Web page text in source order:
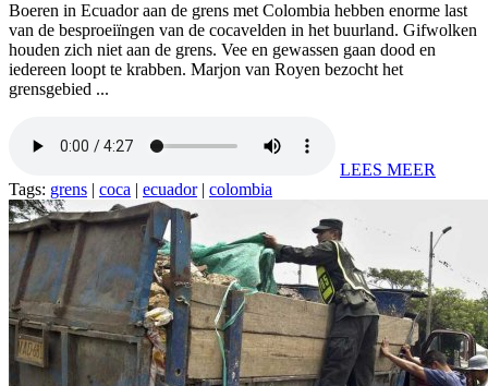
Boeren in Ecuador aan de grens met Colombia hebben enorme last
van de besproeiïngen van de cocavelden in het buurland. Gifwolken
houden zich niet aan de grens. Vee en gewassen gaan dood en
iedereen loopt te krabben. Marjon van Royen bezocht het
grensgebied ...
LEES MEER
Tags: grens coca ecuador| colombia